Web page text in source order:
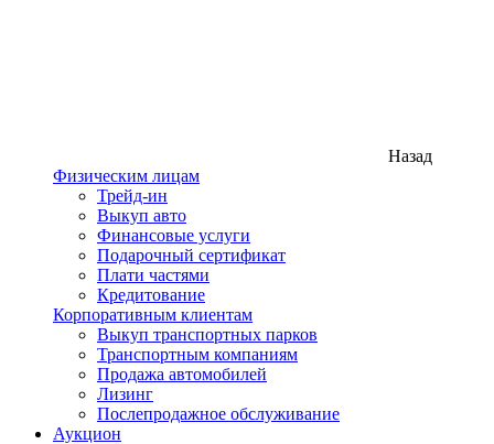
Назад
Физическим лицам
Трейд-ин
Выкуп авто
Финансовые услуги
Подарочный сертификат
Плати частями
Кредитование
Корпоративным клиентам
Выкуп транспортных парков
Транспортным компаниям
Продажа автомобилей
Лизинг
Послепродажное обслуживание
Аукцион